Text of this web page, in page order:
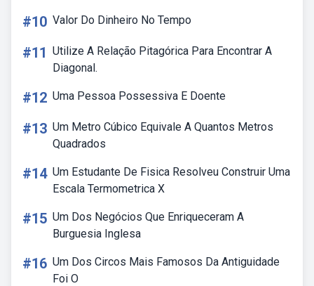
#10 Valor Do Dinheiro No Tempo
#11 Utilize A Relação Pitagórica Para Encontrar A
Diagonal.
#12 Uma Pessoa Possessiva E Doente
#13 Um Metro Cúbico Equivale A Quantos Metros
Quadrados
#14 Um Estudante De Fisica Resolveu Construir Uma
Escala Termometrica X
#15 Um Dos Negócios Que Enriqueceram A
Burguesia Inglesa
#16 Um Dos Circos Mais Famosos Da Antiguidade
Foi O